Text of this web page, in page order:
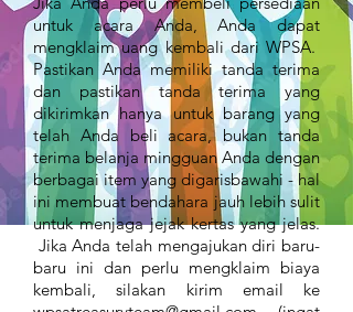
untuk acara Anda, Anda dapat
mengklaim uang kembali dari WPSA.
Pastikan Anda memiliki tanda terima
dan pastikan tanda terima yang
dikirimkan hanya untuk barang yang
telah Anda beli acara, bukan tanda
terima belanja mingguan Anda dengan
berbagai item yang digarisbawahi - hal
ini membuat bendahara jauh lebih sulit
untuk menjaga jejak kertas yang jelas.
Jika Anda telah mengajukan diri baru-
baru ini dan perlu mengklaim biaya
kembali, silakan kirim email ke